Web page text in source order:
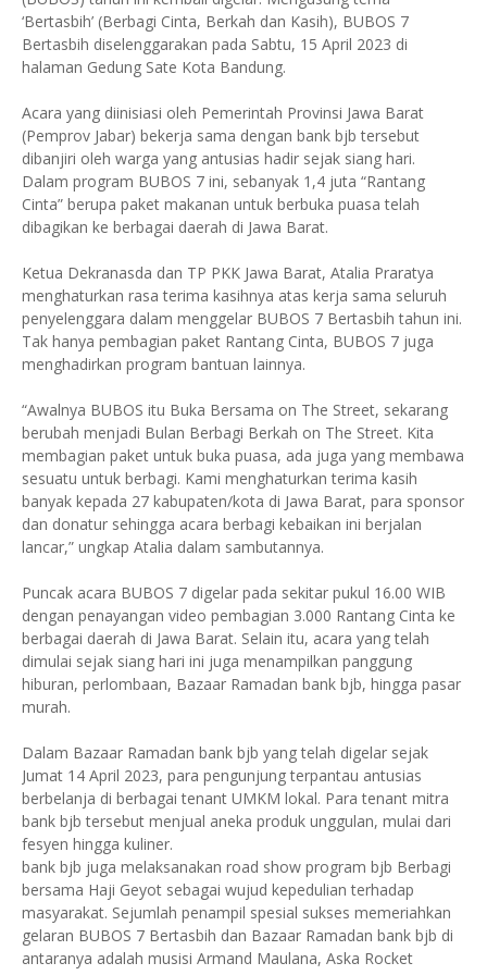
‘Bertasbih’ (Berbagi Cinta, Berkah dan Kasih), BUBOS 7
Bertasbih diselenggarakan pada Sabtu, 15 April 2023 di
halaman Gedung Sate Kota Bandung.
Acara yang diinisiasi oleh Pemerintah Provinsi Jawa Barat
(Pemprov Jabar) bekerja sama dengan bank bjb tersebut
dibanjiri oleh warga yang antusias hadir sejak siang hari.
Dalam program BUBOS 7 ini, sebanyak 1,4 juta “Rantang
Cinta” berupa paket makanan untuk berbuka puasa telah
dibagikan ke berbagai daerah di Jawa Barat.
Ketua Dekranasda dan TP PKK Jawa Barat, Atalia Praratya
menghaturkan rasa terima kasihnya atas kerja sama seluruh
penyelenggara dalam menggelar BUBOS 7 Bertasbih tahun ini.
Tak hanya pembagian paket Rantang Cinta, BUBOS 7 juga
menghadirkan program bantuan lainnya.
“Awalnya BUBOS itu Buka Bersama on The Street, sekarang
berubah menjadi Bulan Berbagi Berkah on The Street. Kita
membagian paket untuk buka puasa, ada juga yang membawa
sesuatu untuk berbagi. Kami menghaturkan terima kasih
banyak kepada 27 kabupaten/kota di Jawa Barat, para sponsor
dan donatur sehingga acara berbagi kebaikan ini berjalan
lancar,” ungkap Atalia dalam sambutannya.
Puncak acara BUBOS 7 digelar pada sekitar pukul 16.00 WIB
dengan penayangan video pembagian 3.000 Rantang Cinta ke
berbagai daerah di Jawa Barat. Selain itu, acara yang telah
dimulai sejak siang hari ini juga menampilkan panggung
hiburan, perlombaan, Bazaar Ramadan bank bjb, hingga pasar
murah.
Dalam Bazaar Ramadan bank bjb yang telah digelar sejak
Jumat 14 April 2023, para pengunjung terpantau antusias
berbelanja di berbagai tenant UMKM lokal. Para tenant mitra
bank bjb tersebut menjual aneka produk unggulan, mulai dari
fesyen hingga kuliner.
bank bjb juga melaksanakan road show program bjb Berbagi
bersama Haji Geyot sebagai wujud kepedulian terhadap
masyarakat. Sejumlah penampil spesial sukses memeriahkan
gelaran BUBOS 7 Bertasbih dan Bazaar Ramadan bank bjb di
antaranya adalah musisi Armand Maulana, Aska Rocket